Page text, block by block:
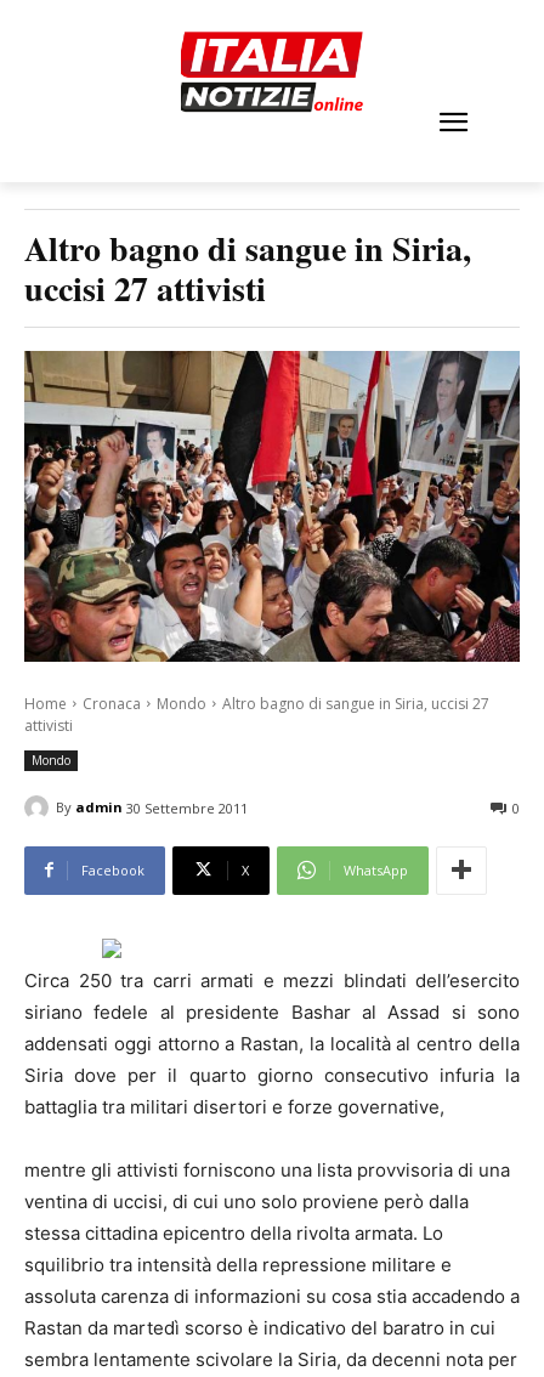
Altro bagno di sangue in Siria,
uccisi 27 attivisti
Home Cronaca Mondo
Altro bagno di sangue in Siria, uccisi 27
attivisti
Mondo
By admin 30 Settembre 2011 0
Facebook X WhatsApp
Circa 250 tra carri armati e mezzi blindati dell’esercito
siriano fedele al presidente Bashar al Assad si sono
addensati oggi attorno a Rastan, la località al centro della
Siria dove per il quarto giorno consecutivo infuria la
battaglia tra militari disertori e forze governative,
mentre gli attivisti forniscono una lista provvisoria di una
ventina di uccisi, di cui uno solo proviene però dalla
stessa cittadina epicentro della rivolta armata. Lo
squilibrio tra intensità della repressione militare e
assoluta carenza di informazioni su cosa stia accadendo a
Rastan da martedì scorso è indicativo del baratro in cui
sembra lentamente scivolare la Siria, da decenni nota per